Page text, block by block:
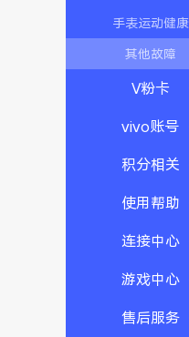
手表运动健康
其他故障
V粉卡
vivo账号
积分相关
使用帮助
连接中心
游戏中心
售后服务